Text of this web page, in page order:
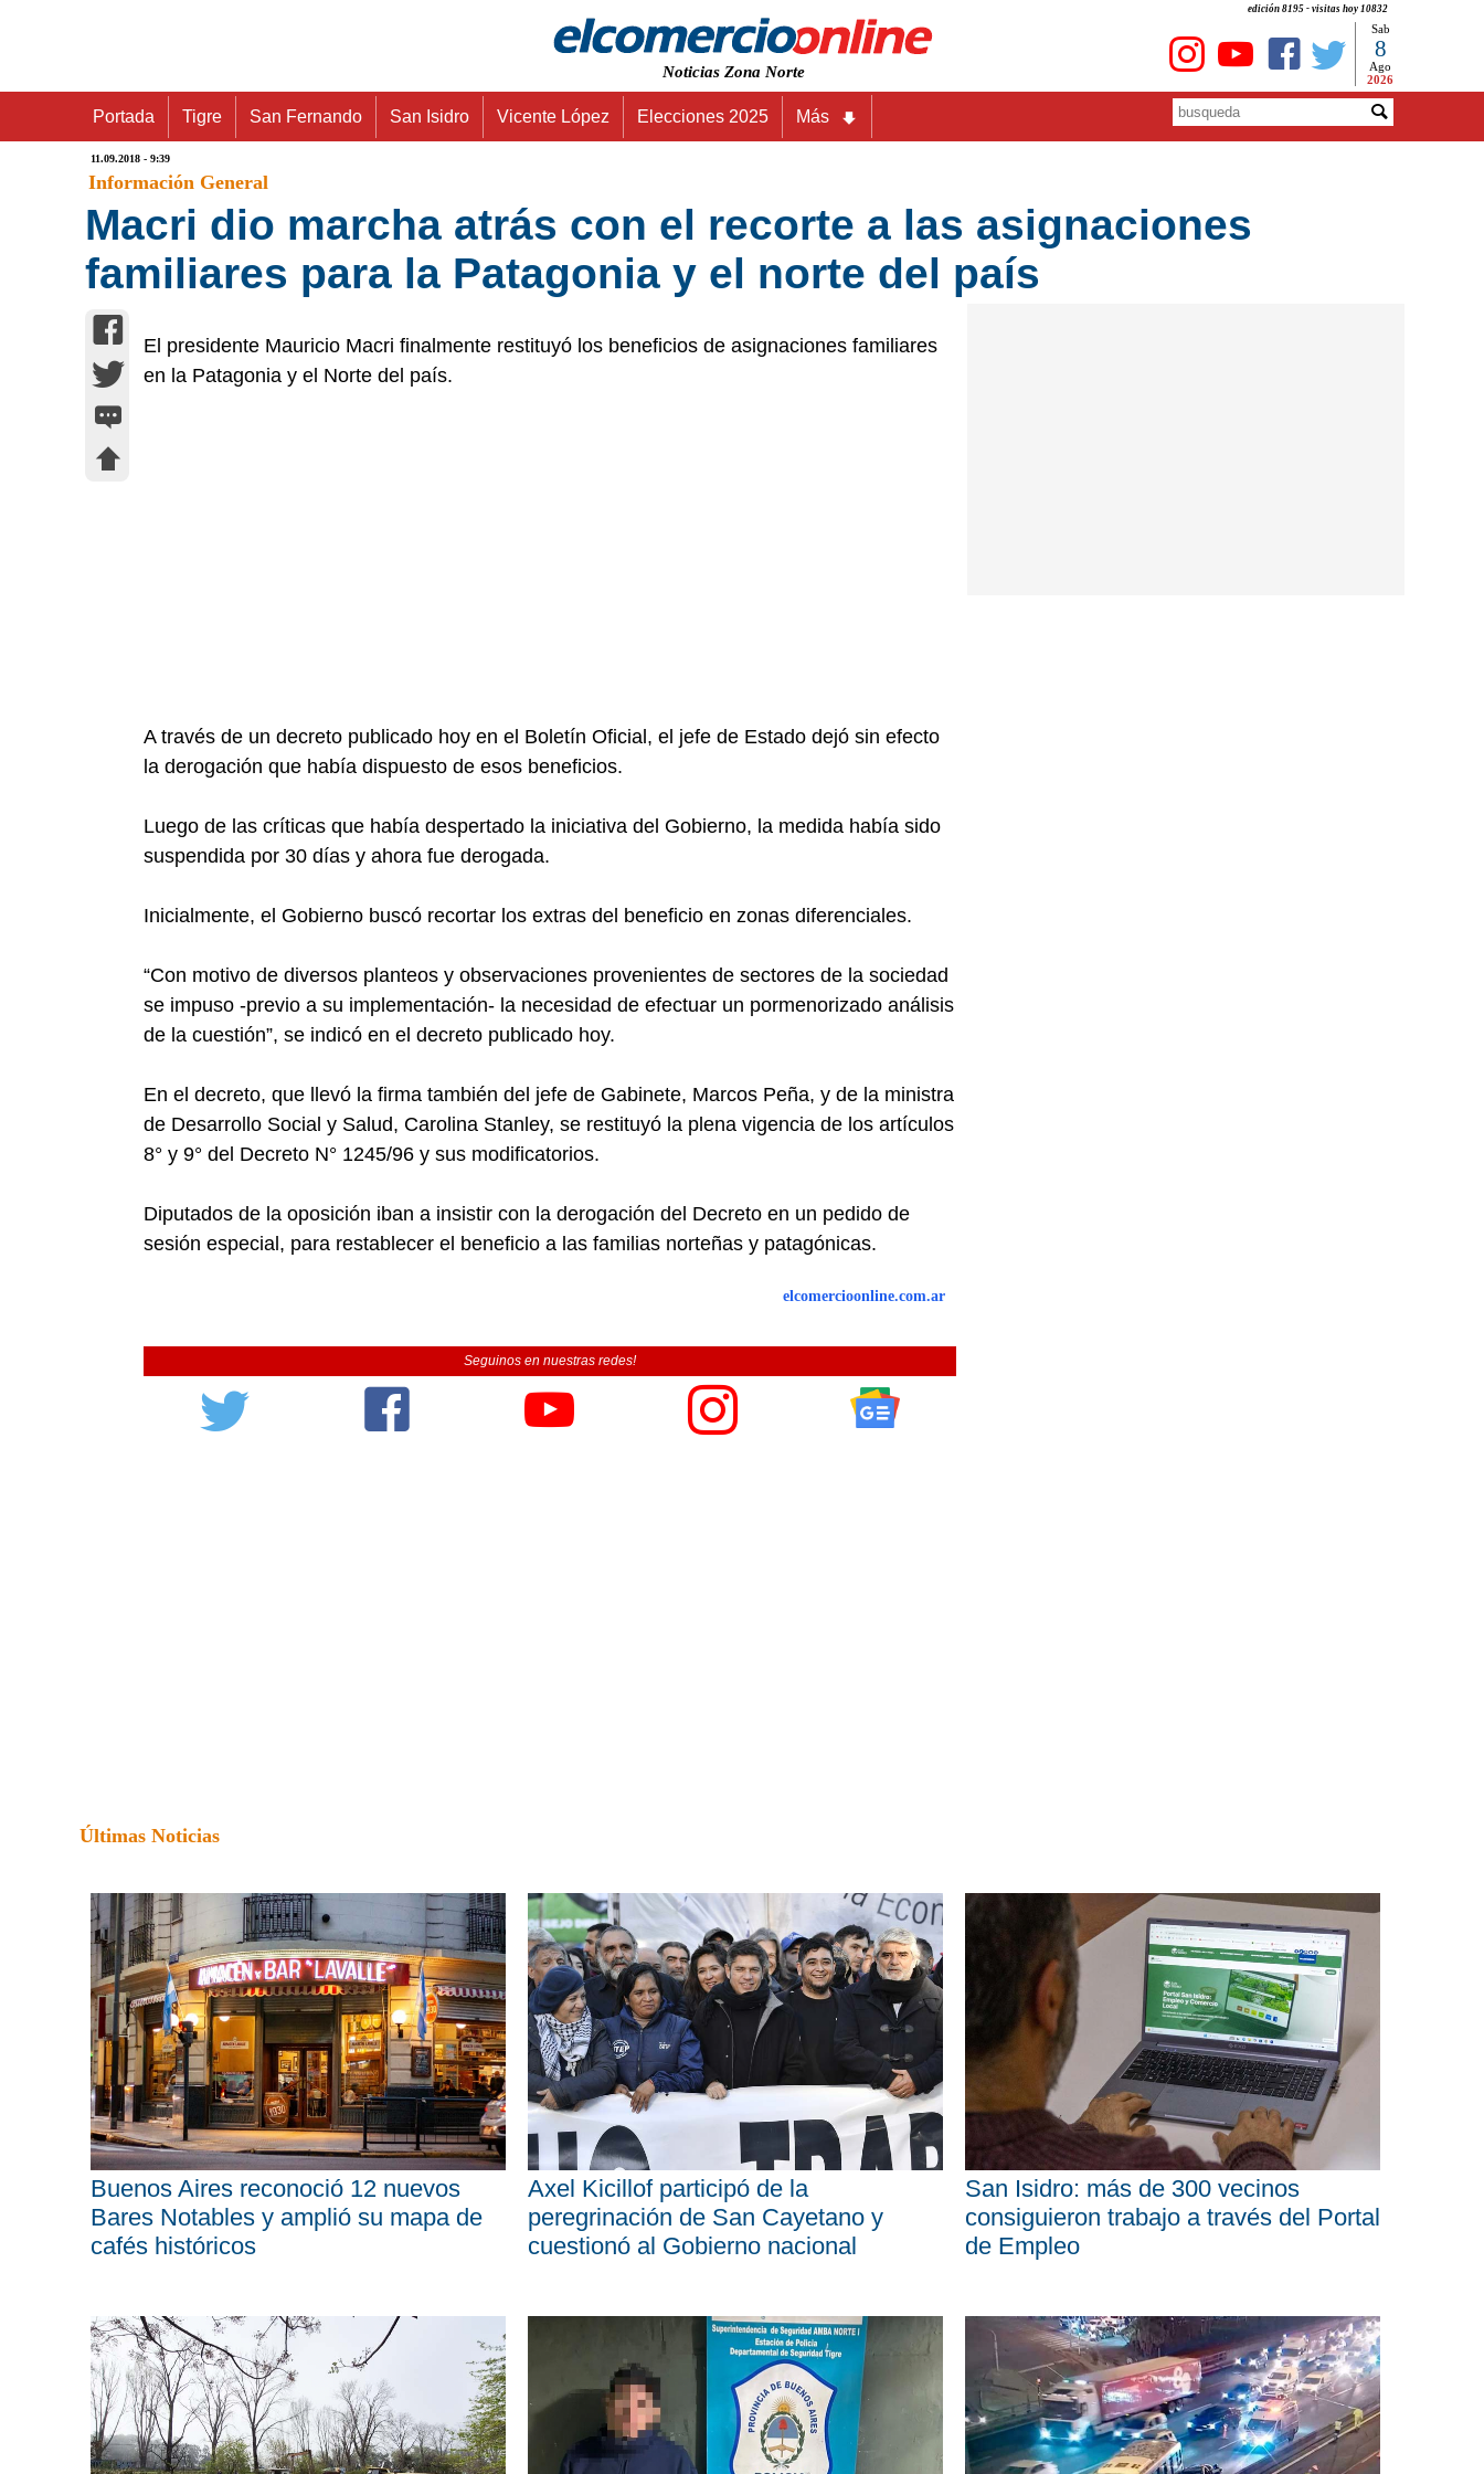
edición 8195 - visitas hoy 10832
Noticias Zona Norte
Sab
8
Ago
2026
Portada Tigre San Fernando San Isidro Vicente López Elecciones 2025 Más
11.09.2018 - 9:39
Información General
Macri dio marcha atrás con el recorte a las asignaciones
familiares para la Patagonia y el norte del país
El presidente Mauricio Macri finalmente restituyó los beneficios de asignaciones familiares
en la Patagonia y el Norte del país.
A través de un decreto publicado hoy en el Boletín Oficial, el jefe de Estado dejó sin efecto
la derogación que había dispuesto de esos beneficios.
Luego de las críticas que había despertado la iniciativa del Gobierno, la medida había sido
suspendida por 30 días y ahora fue derogada.
Inicialmente, el Gobierno buscó recortar los extras del beneficio en zonas diferenciales.
“Con motivo de diversos planteos y observaciones provenientes de sectores de la sociedad
se impuso -previo a su implementación- la necesidad de efectuar un pormenorizado análisis
de la cuestión”, se indicó en el decreto publicado hoy.
En el decreto, que llevó la firma también del jefe de Gabinete, Marcos Peña, y de la ministra
de Desarrollo Social y Salud, Carolina Stanley, se restituyó la plena vigencia de los artículos
8° y 9° del Decreto N° 1245/96 y sus modificatorios.
Diputados de la oposición iban a insistir con la derogación del Decreto en un pedido de
sesión especial, para restablecer el beneficio a las familias norteñas y patagónicas.
elcomercioonline.com.ar
Seguinos en nuestras redes!
Últimas Noticias
Buenos Aires reconoció 12 nuevos
Bares Notables y amplió su mapa de
cafés históricos
Axel Kicillof participó de la
peregrinación de San Cayetano y
cuestionó al Gobierno nacional
San Isidro: más de 300 vecinos
consiguieron trabajo a través del Portal
de Empleo